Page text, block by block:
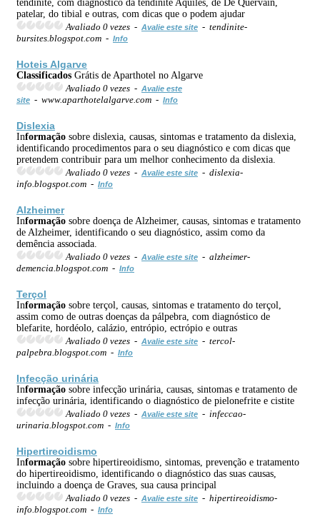
tendinite, com diagnóstico da tendinite Aquiles, de De Quervain,
patelar, do tibial e outras, com dicas que o podem ajudar
Avaliado 0 vezes - Avalie este site - tendinite-
bursites.blogspot.com - Info
Hoteis Algarve
Classificados Grátis de Aparthotel no Algarve
Avaliado 0 vezes - Avalie este
site - www.aparthotelalgarve.com - Info
Dislexia
Informação sobre dislexia, causas, sintomas e tratamento da dislexia,
identificando procedimentos para o seu diagnóstico e com dicas que
pretendem contribuir para um melhor conhecimento da dislexia.
Avaliado 0 vezes - Avalie este site - dislexia-
info.blogspot.com - Info
Alzheimer
Informação sobre doença de Alzheimer, causas, sintomas e tratamento
de Alzheimer, identificando o seu diagnóstico, assim como da
demência associada.
Avaliado 0 vezes - Avalie este site - alzheimer-
demencia.blogspot.com - Info
Terçol
Informação sobre terçol, causas, sintomas e tratamento do terçol,
assim como de outras doenças da pálpebra, com diagnóstico de
blefarite, hordéolo, calázio, entrópio, ectrópio e outras
Avaliado 0 vezes - Avalie este site - tercol-
palpebra.blogspot.com - Info
Infecção urinária
Informação sobre infecção urinária, causas, sintomas e tratamento de
infecção urinária, identificando o diagnóstico de pielonefrite e cistite
Avaliado 0 vezes - Avalie este site - infeccao-
urinaria.blogspot.com - Info
Hipertireoidismo
Informação sobre hipertireoidismo, sintomas, prevenção e tratamento
do hipertireoidismo, identificando o diagnóstico das suas causas,
incluindo a doença de Graves, sua causa principal
Avaliado 0 vezes - Avalie este site - hipertireoidismo-
info.blogspot.com - Info